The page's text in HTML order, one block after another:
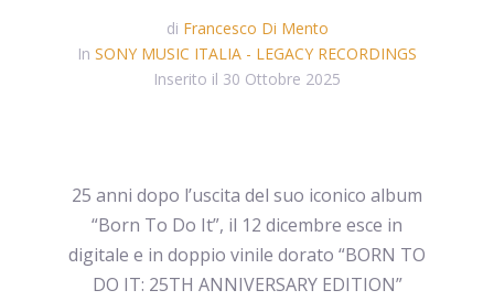
di Francesco Di Mento
In SONY MUSIC ITALIA - LEGACY RECORDINGS
Inserito il 30 Ottobre 2025
25 anni dopo l’uscita del suo iconico album
“Born To Do It”, il 12 dicembre esce in
digitale e in doppio vinile dorato “BORN TO
DO IT: 25TH ANNIVERSARY EDITION”